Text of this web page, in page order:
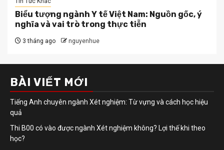
Biểu tượng ngành Y tế Việt Nam: Nguồn gốc, ý
nghĩa và vai trò trong thực tiễn
3 tháng ago nguyenhue
BÀI VIẾT MỚI
Tiếng Anh chuyên ngành Xét nghiệm: Từ vựng và cách học hiệu
quả
Thi B00 có vào được ngành Xét nghiệm không? Lợi thế khi theo
học?